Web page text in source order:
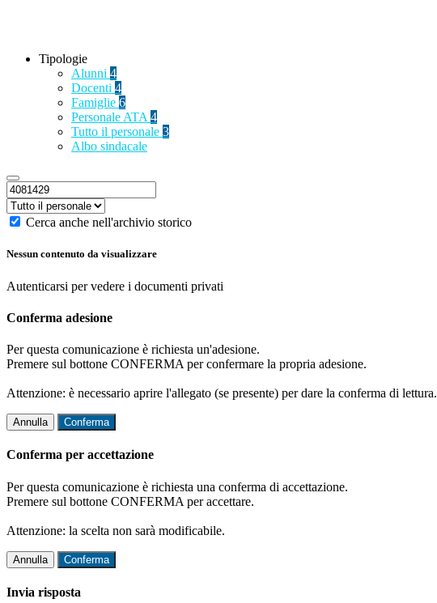
Tipologie
Alunni 4
Docenti 4
Famiglie 6
Personale ATA 4
Tutto il personale 3
Albo sindacale
Cerca anche nell'archivio storico
Nessun contenuto da visualizzare
Autenticarsi per vedere i documenti privati
Conferma adesione
Per questa comunicazione è richiesta un'adesione.
Premere sul bottone CONFERMA per confermare la propria adesione.
Attenzione: è necessario aprire l'allegato (se presente) per dare la conferma di lettura.
Annulla Conferma
Conferma per accettazione
Per questa comunicazione è richiesta una conferma di accettazione.
Premere sul bottone CONFERMA per accettare.
Attenzione: la scelta non sarà modificabile.
Annulla Conferma
Invia risposta